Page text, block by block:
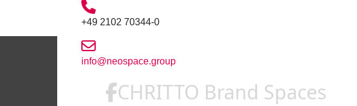
+49 2102 70344-0
info@neospace.group
CHRITTO Brand Spaces